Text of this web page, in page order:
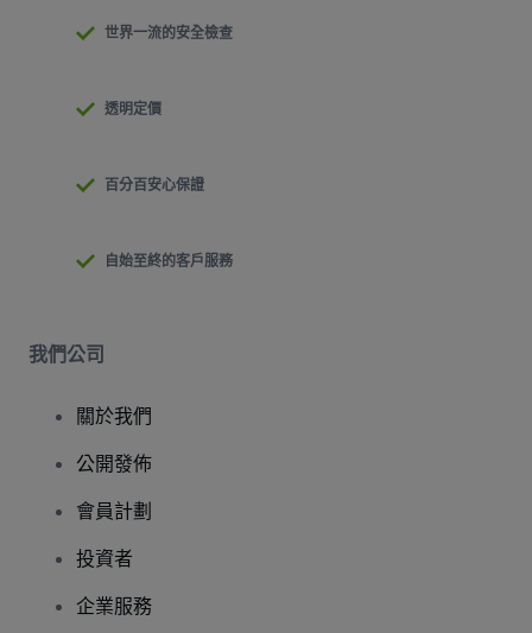
世界一流的安全檢查
透明定價
百分百安心保證
自始至終的客戶服務
我們公司
關於我們
公開發佈
會員計劃
投資者
企業服務